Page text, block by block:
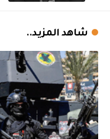
شاهد المزيد..